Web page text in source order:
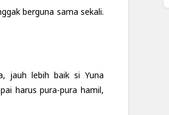
berguna sama sekali.
jauh lebih baik si Yuna
harus pura-pura hamil,